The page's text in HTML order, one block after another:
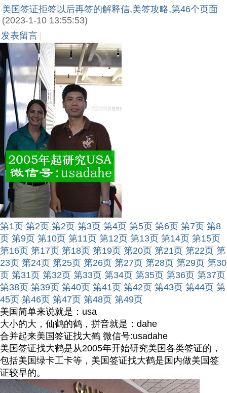
美国签证拒签以后再签的解释信,美签攻略,第46个页面
(2023-1-10 13:55:53)
发表留言
第1页 第2页 第2页 第3页 第4页 第5页 第6页 第7页 第8
页 第9页 第10页 第11页 第12页 第13页 第14页 第15页
第16页 第17页 第18页 第19页 第20页 第21页 第22页 第
23页 第24页 第25页 第26页 第27页 第28页 第29页 第30
页 第31页 第32页 第33页 第34页 第35页 第36页 第37页
第38页 第39页 第40页 第41页 第42页 第43页 第44页 第
45页 第46页 第47页 第48页 第49页
美国简单来说就是：usa
大小的大，仙鹤的鹤，拼音就是：dahe
合并起来美国签证找大鹤 微信号:usadahe
美国签证找大鹤是从2005年开始研究美国各类签证的，
包括美国绿卡工卡等，美国签证找大鹤是国内做美国签
证较早的。